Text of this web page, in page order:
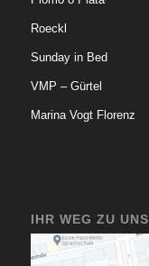
Roeckl
Sunday in Bed
VMP – Gürtel
Marina Vogt Florenz
IHR WEG ZU UNS